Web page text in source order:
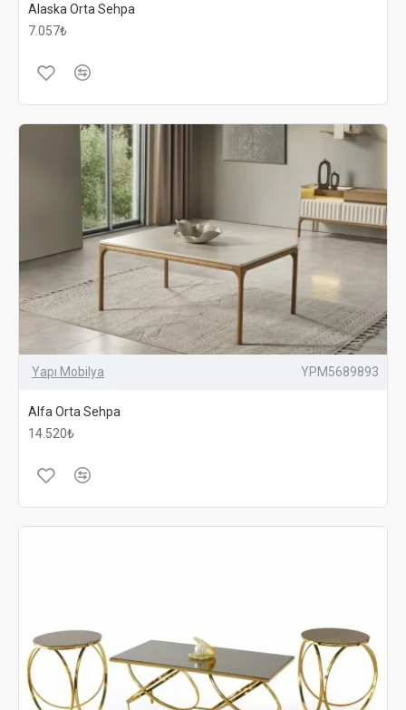
Alaska Orta Sehpa
7.057₺
Yapı Mobilya YPM5689893
Alfa Orta Sehpa
14.520₺